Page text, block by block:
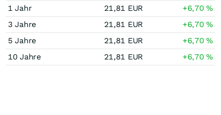
1 Jahr 21,81 EUR +6,70%
3 Jahre
21,81 EUR +6,70%
5 Jahre
21,81 EUR +6,70%
10 Jahre
21,81 EUR +6,70%